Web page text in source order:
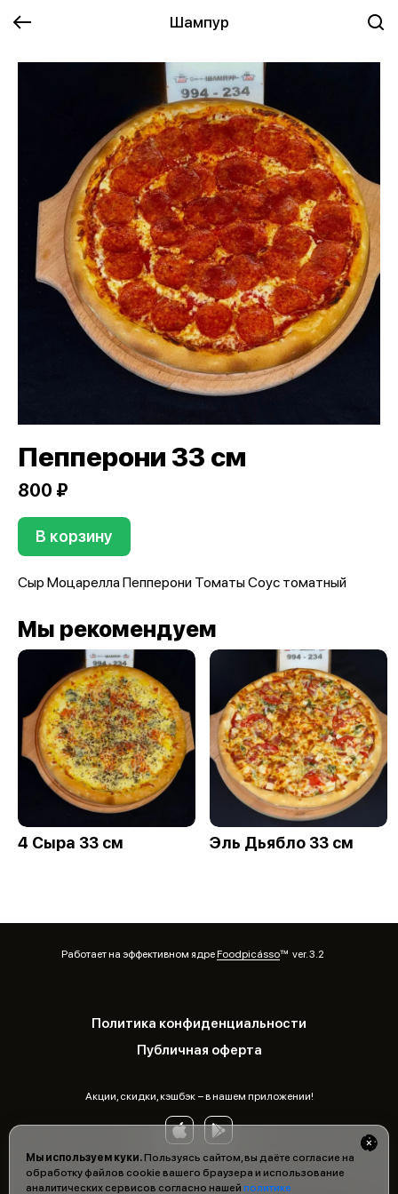
Шампур
Мы используем куки.Пользуясь сайтом, вы даёте согласие на
обработку файлов cookie вашего браузера и использование
аналитических сервисов согласно нашей политике
Пепперони 33 см
800 ₽
В корзину
Сыр Моцарелла Пепперони Томаты Соус томатный
Мы рекомендуем
4 Сыра 33 см Эль Дьябло 33 см
Работает на эффективном ядреFoodpicássover. 3.2
Политика конфиденциальности
Публичная оферта
Акции, скидки, кэшбэк − в нашем приложении!